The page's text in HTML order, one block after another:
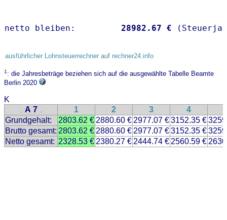
netto bleiben: 28982.67 €
ausführlicher Lohnsteuerrechner auf rechner24.info
1: die Jahresbeträge beziehen sich auf die ausgewählte Tabelle Beamte
Berlin 2020
K
.. A 7 .. 1 2 3 4
Grundgehalt:
2803.62 € 2880.60 € 2977.07 €3152.35 €
Brutto gesamt: 2803.62 € 2880.60 € 2977.07 €3152.35 €
Netto gesamt: 2328.53 € 2380.27 € 2444.74 € 2560.59 €